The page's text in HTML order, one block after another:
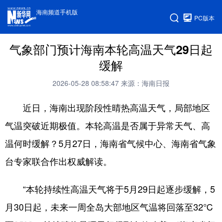
海南频道手机版
PC版本
气象部门预计海南本轮高温天气29日起
缓解
2026-05-28 08:58:47 来源：海南日报
近日，海南出现阶段性晴热高温天气，局部地区
气温突破近期极值。本轮高温是否属于异常天气、高
温何时缓解？5月27日，海南省气候中心、海南省气象
台专家联合作出权威解读。
“本轮持续性高温天气将于5月29日起逐步缓解，5
月30日起，未来一周全岛大部地区气温将回落至32℃